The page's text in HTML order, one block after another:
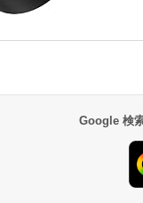
Google 検